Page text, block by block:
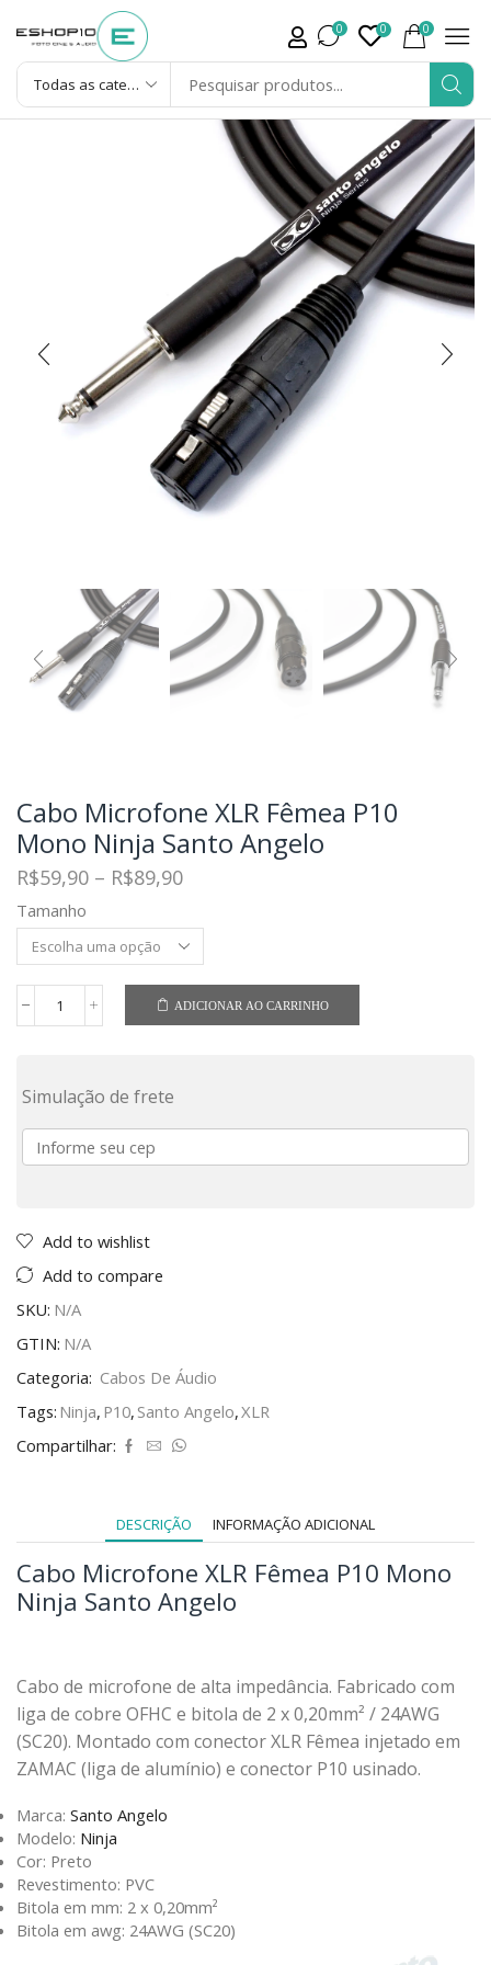
0 0 0
Cabo Microfone XLR Fêmea P10
Mono Ninja Santo Angelo
R$59,90 – R$89,90
Tamanho
ADICIONAR AO CARRINHO
Simulação de frete
Add to wishlist
Add to compare
SKU: N/A
GTIN: N/A
Categoria: Cabos De Áudio
Tags: Ninja, P10, Santo Angelo,XLR
Compartilhar:
DESCRIÇÃO INFORMAÇÃO ADICIONAL
Cabo Microfone XLR Fêmea P10 Mono
Ninja Santo Angelo
Cabo de microfone de alta impedância. Fabricado com
liga de cobre OFHC e bitola de 2 x 0,20mm² / 24AWG
(SC20). Montado com conector XLR Fêmea injetado em
ZAMAC (liga de alumínio) e conector P10 usinado.
Marca: Santo Angelo
Modelo: Ninja
Cor: Preto
Revestimento: PVC
Bitola em mm: 2 x 0,20mm²
Bitola em awg: 24AWG (SC20)